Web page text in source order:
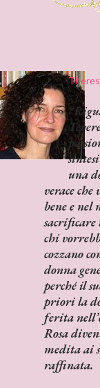
una
verace che
bene e nel
sacrificare
chi
cozzano
donna
perché il
priori la
ferita
Rosa
medita ai
raffinata.